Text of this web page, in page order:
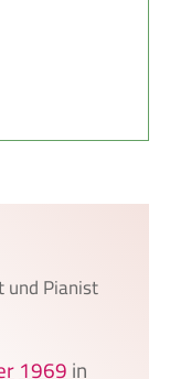
Pianist
1969in